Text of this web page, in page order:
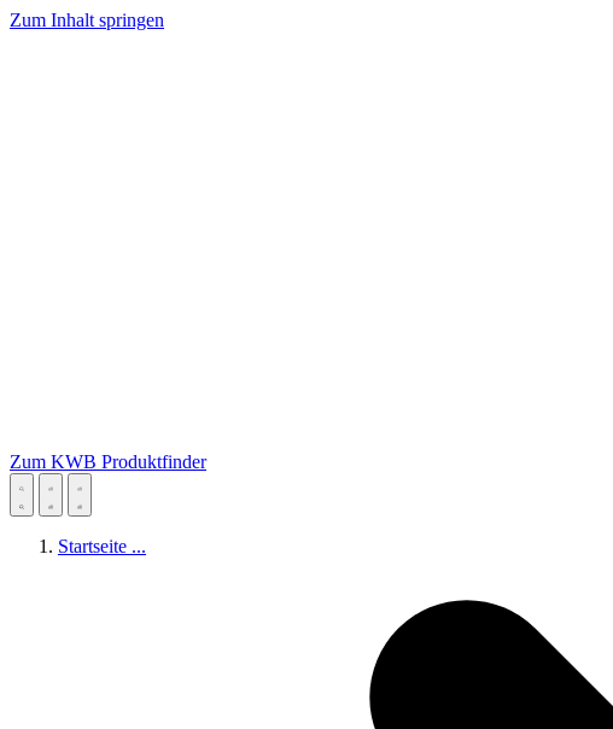
Zum Inhalt springen
Zum KWB Produktfinder
Startseite ...